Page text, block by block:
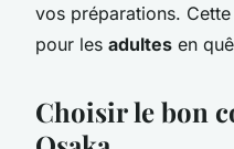
vos préparations.
pour les adultes en
Choisir le bon